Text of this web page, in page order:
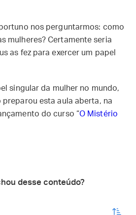
nos perguntarmos: como
mulheres? Certamente seria
as fez para exercer um papel
singular da mulher no mundo,
preparou esta aula aberta, na
do curso “O Mistério
desse conteúdo?
enviar